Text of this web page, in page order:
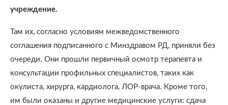
учреждение.
Там их, согласно условиям межведомственного
соглашения подписанного с Минздравом РД, приняли без
очереди. Они прошли первичный осмотр терапевта и
консультации профильных специалистов, таких как
окулиста, хирурга, кардиолога, ЛОР-врача. Кроме того,
им были оказаны и другие медицинские услуги: сдача